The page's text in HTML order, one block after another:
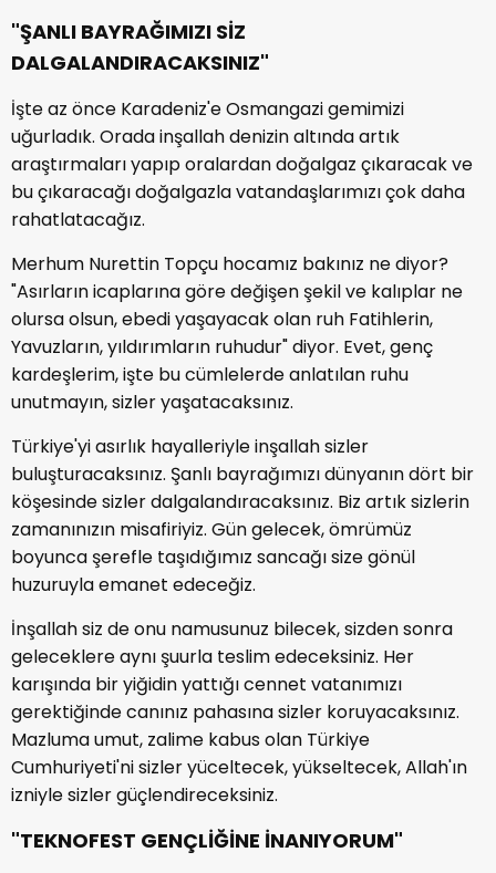
"ŞANLI BAYRAĞIMIZI SİZ
DALGALANDIRACAKSINIZ"
İşte az önce Karadeniz'e Osmangazi gemimizi
uğurladık. Orada inşallah denizin altında artık
araştırmaları yapıp oralardan doğalgaz çıkaracak ve
bu çıkaracağı doğalgazla vatandaşlarımızı çok daha
rahatlatacağız.
Merhum Nurettin Topçu hocamız bakınız ne diyor?
"Asırların icaplarına göre değişen şekil ve kalıplar ne
olursa olsun, ebedi yaşayacak olan ruh Fatihlerin,
Yavuzların, yıldırımların ruhudur" diyor. Evet, genç
kardeşlerim, işte bu cümlelerde anlatılan ruhu
unutmayın, sizler yaşatacaksınız.
Türkiye'yi asırlık hayalleriyle inşallah sizler
buluşturacaksınız. Şanlı bayrağımızı dünyanın dört bir
köşesinde sizler dalgalandıracaksınız. Biz artık sizlerin
zamanınızın misafiriyiz. Gün gelecek, ömrümüz
boyunca şerefle taşıdığımız sancağı size gönül
huzuruyla emanet edeceğiz.
İnşallah siz de onu namusunuz bilecek, sizden sonra
geleceklere aynı şuurla teslim edeceksiniz. Her
karışında bir yiğidin yattığı cennet vatanımızı
gerektiğinde canınız pahasına sizler koruyacaksınız.
Mazluma umut, zalime kabus olan Türkiye
Cumhuriyeti'ni sizler yüceltecek, yükseltecek, Allah'ın
izniyle sizler güçlendireceksiniz.
"TEKNOFEST GENÇLİĞİNE İNANIYORUM"